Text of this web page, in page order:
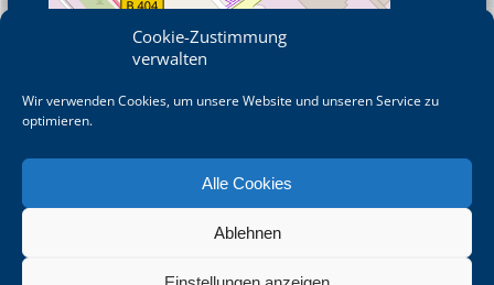
Cookie-Zustimmung
verwalten
Wir verwenden Cookies, um unsere Website und unseren Service zu
optimieren.
Alle Cookies
Ablehnen
© OpenStreetMap